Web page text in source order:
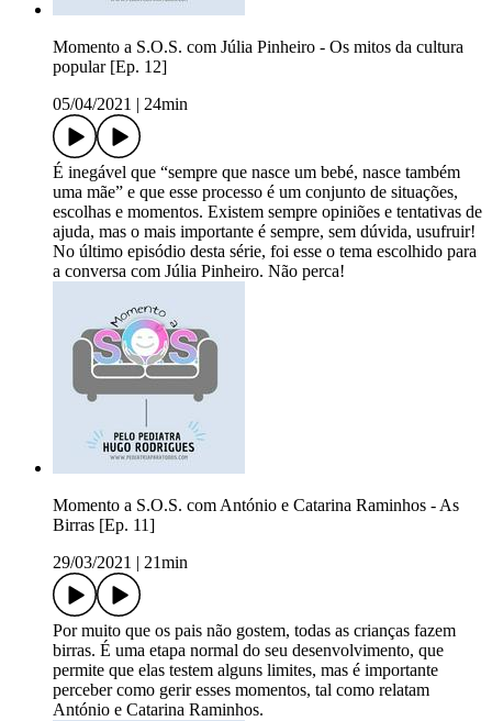
Momento a S.O.S. com Júlia Pinheiro - Os mitos da cultura
popular [Ep. 12]
05/04/2021
24min
É inegável que “sempre que nasce um bebé, nasce também
uma mãe” e que esse processo é um conjunto de situações,
escolhas e momentos. Existem sempre opiniões e tentativas de
ajuda, mas o mais importante é sempre, sem dúvida, usufruir!
No último episódio desta série, foi esse o tema escolhido para
a conversa com Júlia Pinheiro. Não perca!
Momento a S.O.S. com António e Catarina Raminhos - As
Birras [Ep. 11]
29/03/2021
21min
Por muito que os pais não gostem, todas as crianças fazem
birras. É uma etapa normal do seu desenvolvimento, que
permite que elas testem alguns limites, mas é importante
perceber como gerir esses momentos, tal como relatam
António e Catarina Raminhos.